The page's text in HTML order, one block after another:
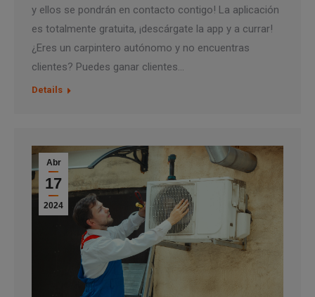
y ellos se pondrán en contacto contigo! La aplicación
es totalmente gratuita, ¡descárgate la app y a currar!
¿Eres un carpintero autónomo y no encuentras
clientes? Puedes ganar clientes…
Details
Abr
17
2024